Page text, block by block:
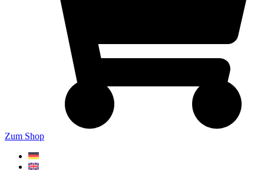
Zum Shop